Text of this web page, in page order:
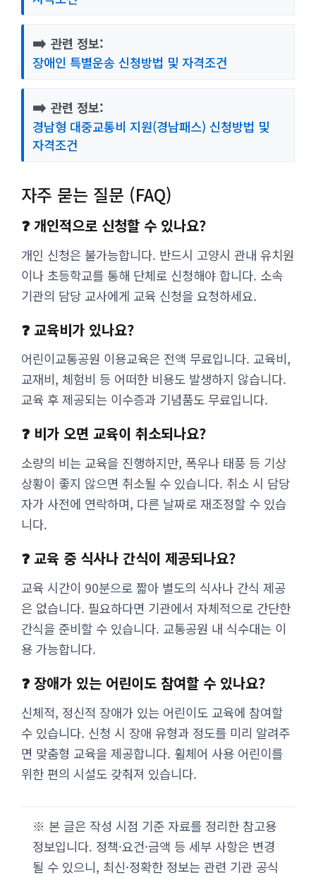
➡️ 관련 정보:
장애인 특별운송 신청방법 및 자격조건
➡️ 관련 정보:
경남형 대중교통비 지원(경남패스) 신청방법 및
자격조건
자주 묻는 질문 (FAQ)
❓ 개인적으로 신청할 수 있나요?
개인 신청은 불가능합니다. 반드시 고양시 관내 유치원
이나 초등학교를 통해 단체로 신청해야 합니다. 소속
기관의 담당 교사에게 교육 신청을 요청하세요.
❓ 교육비가 있나요?
어린이교통공원 이용교육은 전액 무료입니다. 교육비,
교재비, 체험비 등 어떠한 비용도 발생하지 않습니다.
교육 후 제공되는 이수증과 기념품도 무료입니다.
❓ 비가 오면 교육이 취소되나요?
소량의 비는 교육을 진행하지만, 폭우나 태풍 등 기상
상황이 좋지 않으면 취소될 수 있습니다. 취소 시 담당
자가 사전에 연락하며, 다른 날짜로 재조정할 수 있습
니다.
❓ 교육 중 식사나 간식이 제공되나요?
교육 시간이 90분으로 짧아 별도의 식사나 간식 제공
은 없습니다. 필요하다면 기관에서 자체적으로 간단한
간식을 준비할 수 있습니다. 교통공원 내 식수대는 이
용 가능합니다.
❓ 장애가 있는 어린이도 참여할 수 있나요?
신체적, 정신적 장애가 있는 어린이도 교육에 참여할
수 있습니다. 신청 시 장애 유형과 정도를 미리 알려주
면 맞춤형 교육을 제공합니다. 휠체어 사용 어린이를
위한 편의 시설도 갖춰져 있습니다.
※ 본 글은 작성 시점 기준 자료를 정리한 참고용
정보입니다. 정책·요건·금액 등 세부 사항은 변경
될 수 있으니, 최신·정확한 정보는 관련 기관 공식